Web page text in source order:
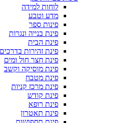
לוחות למידה
מדע וטבע
פינות ספר
פינת בנייה ונגרות
פינת הבית
פינת זהירות בדרכים
פינת חצר חול ומים
פינת מוסיקה וקשב
פינת מטבח
פינת מרכז קניות
פינת קודש
פינת רופא
פינת תאטרון